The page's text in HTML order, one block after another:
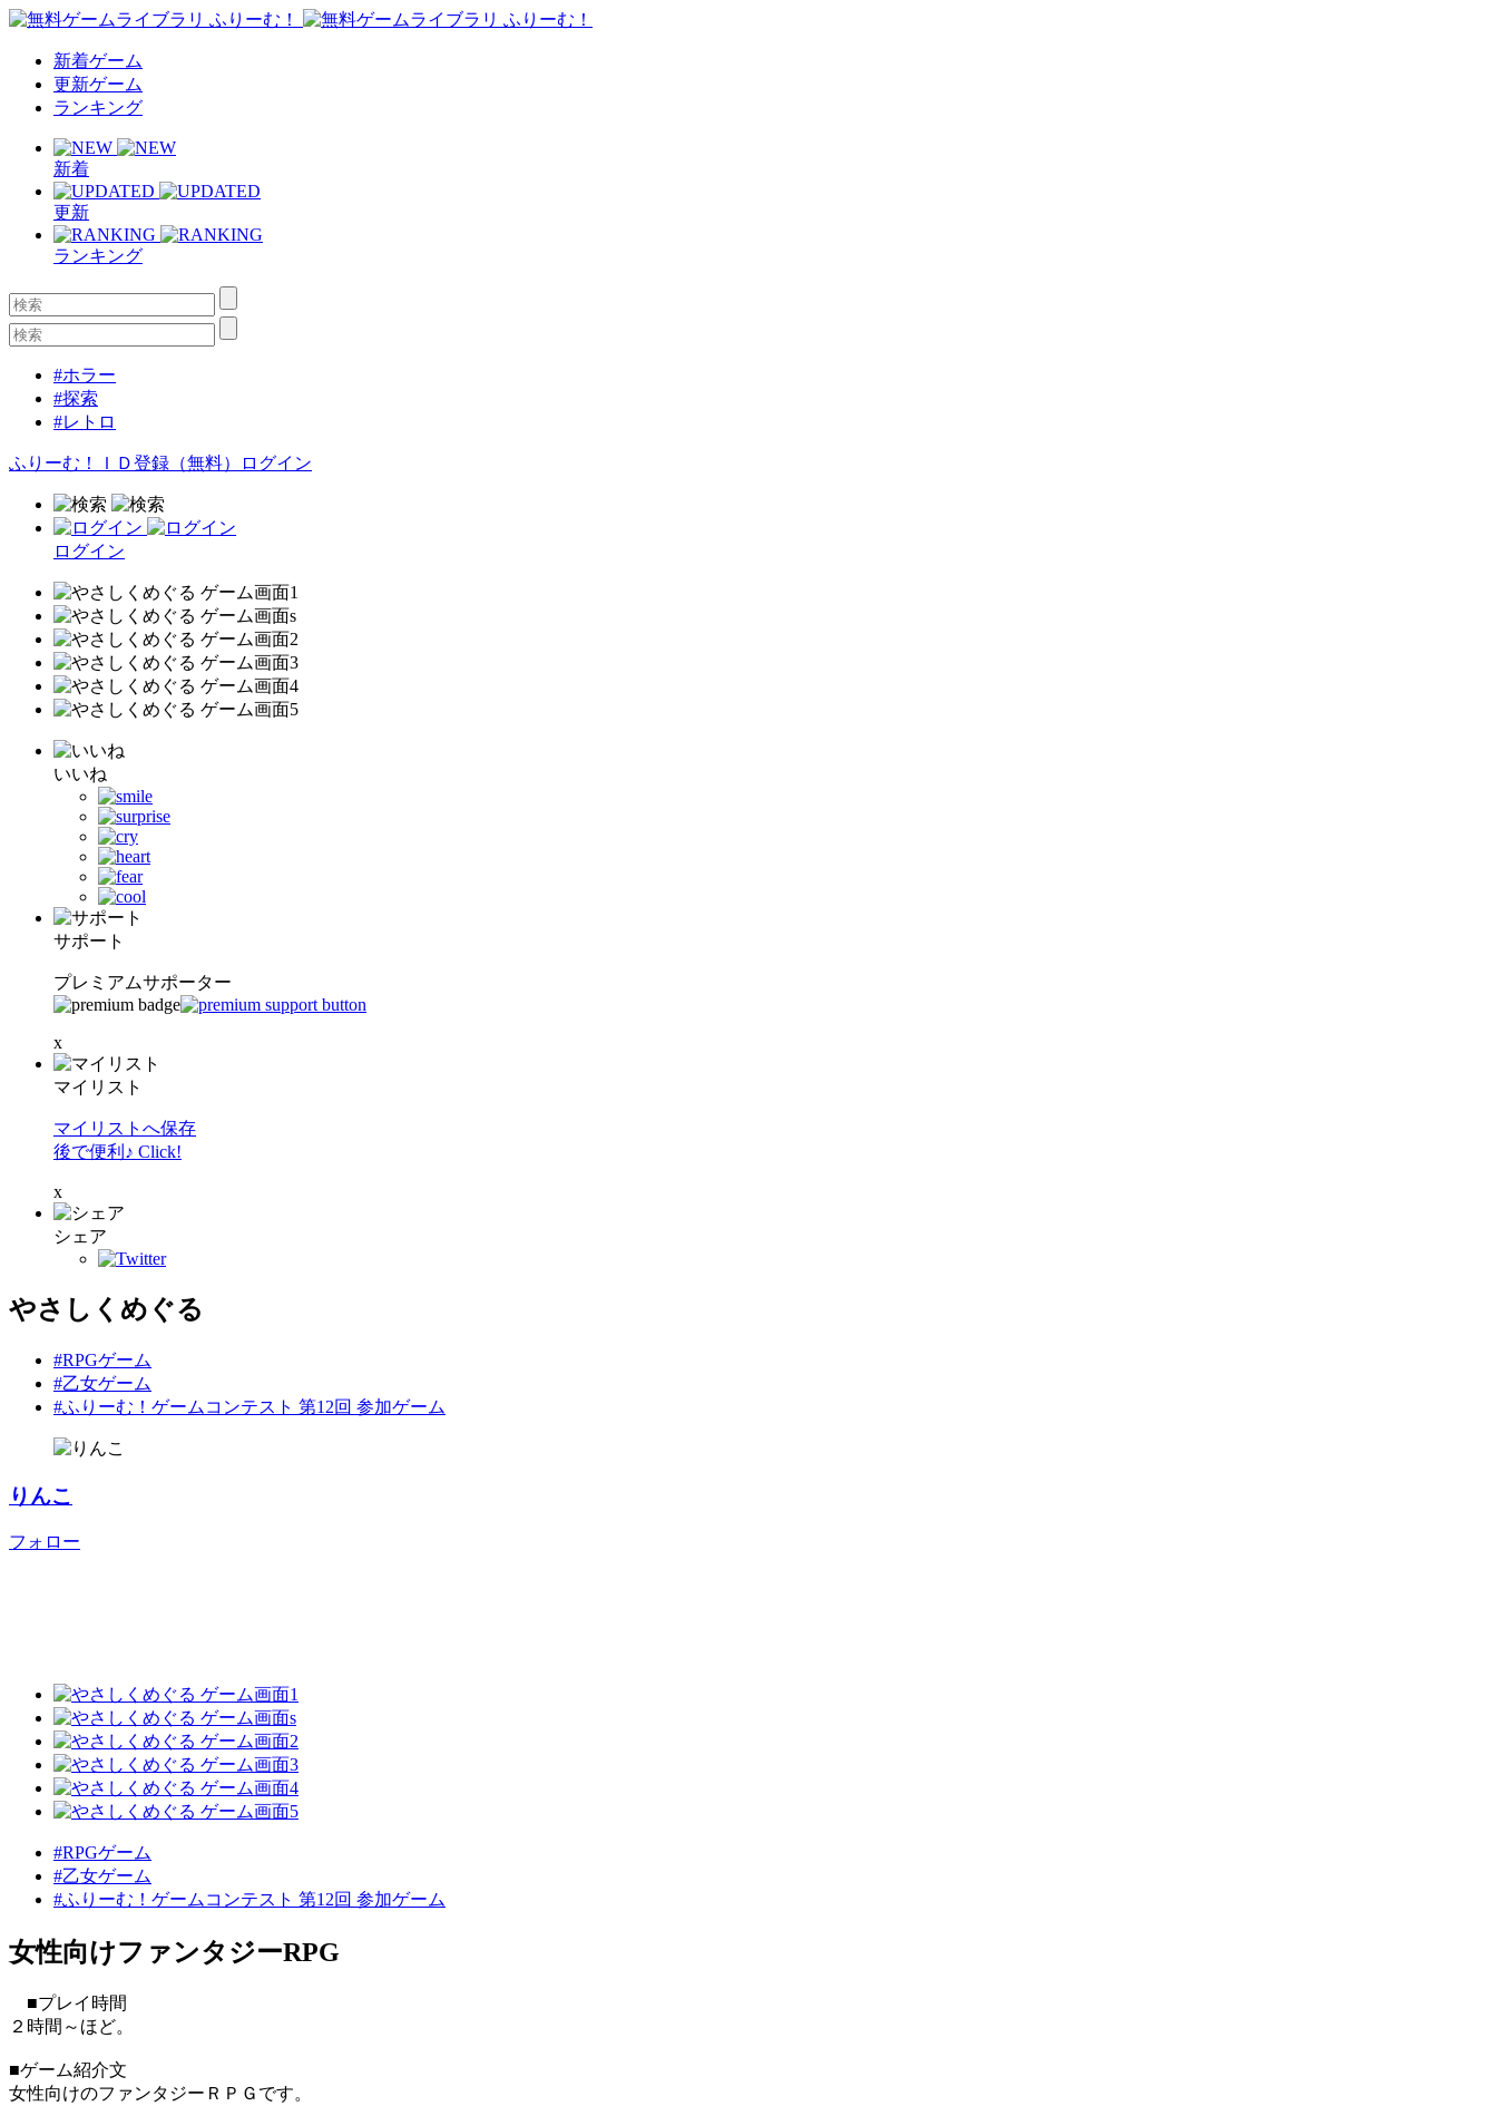
新着ゲーム
更新ゲーム
ランキング
新着
更新
ランキング
#ホラー
#探索
#レトロ
ふりーむ！ＩＤ登録（無料） ログイン
ログイン
いいね
サポート
プレミアムサポーター
x
マイリスト
マイリストへ保存
後で便利♪ Click!
x
シェア
やさしくめぐる
#RPGゲーム
#乙女ゲーム
#ふりーむ！ゲームコンテスト 第12回 参加ゲーム
りんこ
フォロー
#RPGゲーム
#乙女ゲーム
#ふりーむ！ゲームコンテスト 第12回 参加ゲーム
女性向けファンタジーRPG
■プレイ時間
２時間～ほど。
■ゲーム紹介文
女性向けのファンタジーＲＰＧです。